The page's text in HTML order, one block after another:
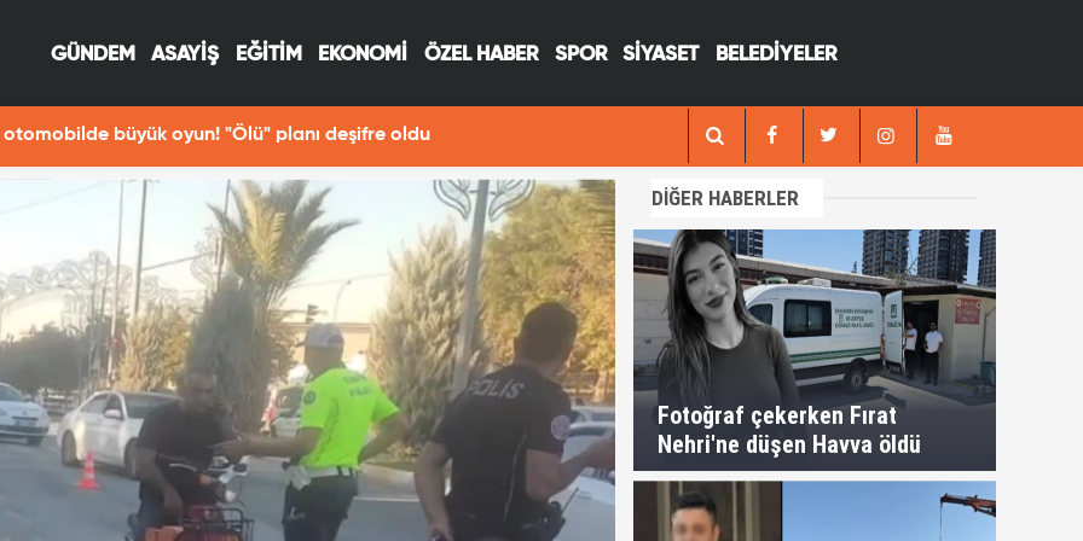
GÜNDEM ASAYİŞ EĞİTİM EKONOMİ ÖZEL HABER SPOR SİYASET BELEDİYELER
oldu 13:29 Fotoğraf çekerken Fırat Nehri'ne düşen Havva öldü
DİĞER HABERLER
Fotoğraf çekerken Fırat
Nehri'ne düşen Havva öldü